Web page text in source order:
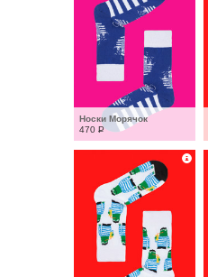
Носки Морячок
470 Р